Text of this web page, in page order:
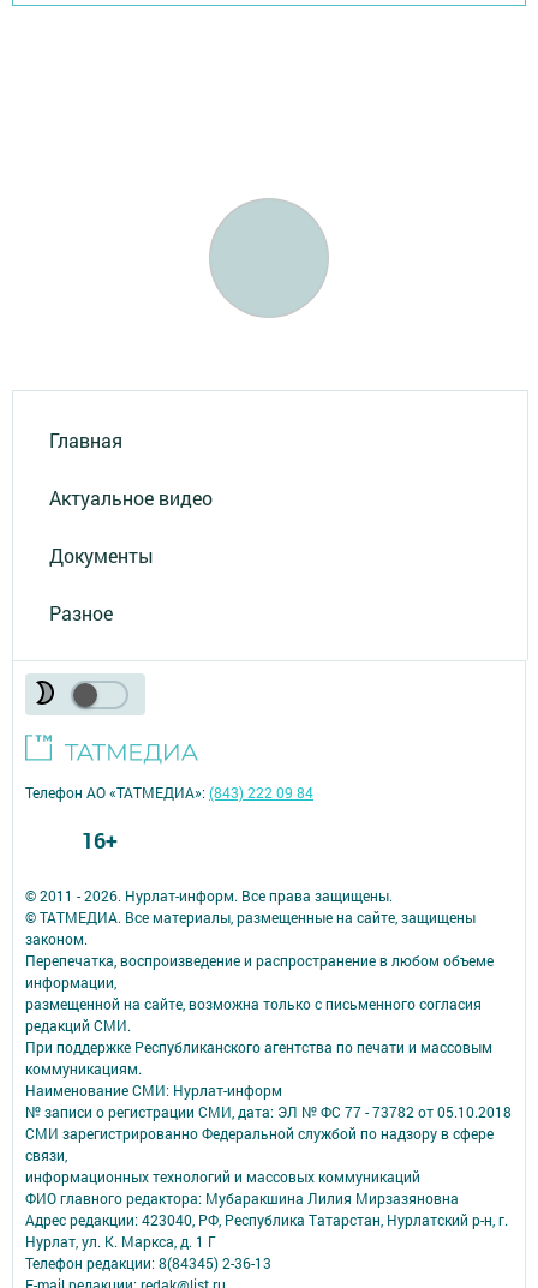
Главная
Актуальное видео
Документы
Разное
© 2011 - 2026. Нурлат-⁠информ. Все права защищены.
© ТАТМЕДИА. Все материалы, размещенные на сайте, защищены
законом.
Перепечатка, воспроизведение и распространение в любом объеме
информации,
размещенной на сайте, возможна только с письменного согласия
редакций СМИ.
При поддержке Республиканского агентства по печати и массовым
коммуникациям.
Наименование СМИ: Нурлат-⁠информ
№ записи о регистрации СМИ, дата: ЭЛ № ФС 77 -⁠ 73782 от 05.10.2018
СМИ зарегистрированно Федеральной службой по надзору в сфере
связи,
информационных технологий и массовых коммуникаций
ФИО главного редактора: Мубаракшина Лилия Мирзазяновна
Адрес редакции: 423040, РФ, Республика Татарстан, Нурлатский р-н, г.
Нурлат, ул. К. Маркса, д. 1 Г
Телефон редакции: 8(84345) 2-36-13
Телефон АО «ТАТМЕДИА»:(843) 222 09 84
16+